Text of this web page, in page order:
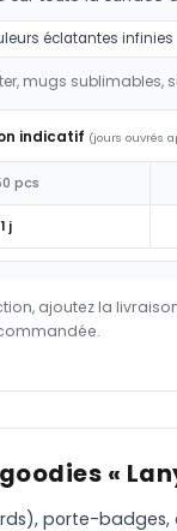
éclatantes infinies
mugs sublimables,
indicatif (jours ouvrés
pcs
1 j
ajoutez la
«
porte-badges,